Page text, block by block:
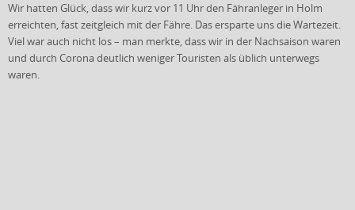
Wir hatten Glück, dass wir kurz vor 11 Uhr den Fähranleger in Holm
erreichten, fast zeitgleich mit der Fähre. Das ersparte uns die Wartezeit.
Viel war auch nicht los – man merkte, dass wir in der Nachsaison waren
und durch Corona deutlich weniger Touristen als üblich unterwegs
waren.